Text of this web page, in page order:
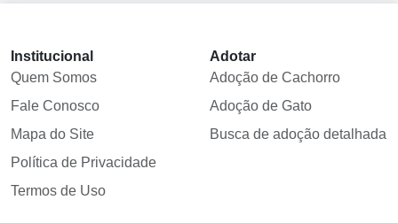
Institucional
Quem Somos
Fale Conosco
Mapa do Site
Política de Privacidade
Termos de Uso
Adotar
Adoção de Cachorro
Adoção de Gato
Busca de adoção detalhada